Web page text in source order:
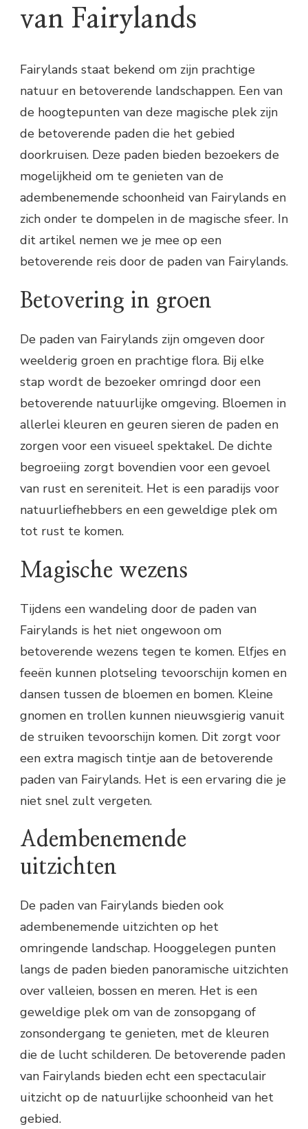
van Fairylands
Fairylands staat bekend om zijn prachtige
natuur en betoverende landschappen. Een van
de hoogtepunten van deze magische plek zijn
de betoverende paden die het gebied
doorkruisen. Deze paden bieden bezoekers de
mogelijkheid om te genieten van de
adembenemende schoonheid van Fairylands en
zich onder te dompelen in de magische sfeer. In
dit artikel nemen we je mee op een
betoverende reis door de paden van Fairylands.
Betovering in groen
De paden van Fairylands zijn omgeven door
weelderig groen en prachtige flora. Bij elke
stap wordt de bezoeker omringd door een
betoverende natuurlijke omgeving. Bloemen in
allerlei kleuren en geuren sieren de paden en
zorgen voor een visueel spektakel. De dichte
begroeiing zorgt bovendien voor een gevoel
van rust en sereniteit. Het is een paradijs voor
natuurliefhebbers en een geweldige plek om
tot rust te komen.
Magische wezens
Tijdens een wandeling door de paden van
Fairylands is het niet ongewoon om
betoverende wezens tegen te komen. Elfjes en
feeën kunnen plotseling tevoorschijn komen en
dansen tussen de bloemen en bomen. Kleine
gnomen en trollen kunnen nieuwsgierig vanuit
de struiken tevoorschijn komen. Dit zorgt voor
een extra magisch tintje aan de betoverende
paden van Fairylands. Het is een ervaring die je
niet snel zult vergeten.
Adembenemende
uitzichten
De paden van Fairylands bieden ook
adembenemende uitzichten op het
omringende landschap. Hooggelegen punten
langs de paden bieden panoramische uitzichten
over valleien, bossen en meren. Het is een
geweldige plek om van de zonsopgang of
zonsondergang te genieten, met de kleuren
die de lucht schilderen. De betoverende paden
van Fairylands bieden echt een spectaculair
uitzicht op de natuurlijke schoonheid van het
gebied.